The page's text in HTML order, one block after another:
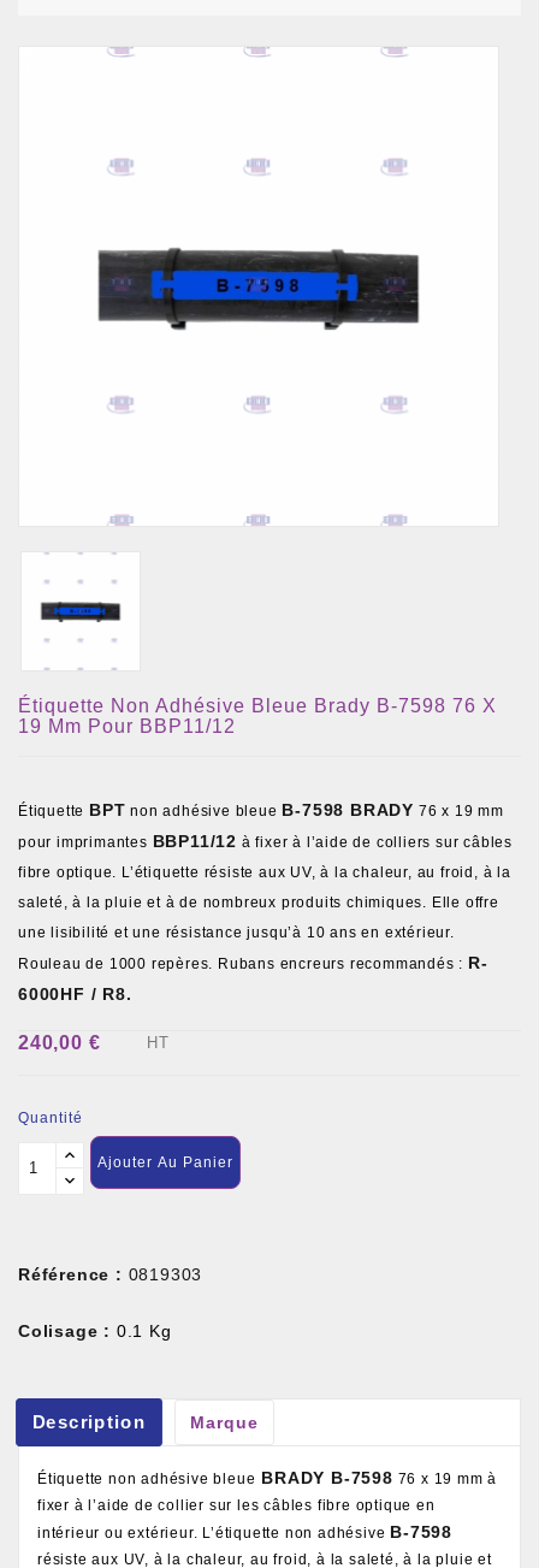
Étiquette Non Adhésive Bleue Brady B-7598 76 X
19 Mm Pour BBP11/12
Étiquette BPT non adhésive bleue B-7598 BRADY 76 x 19 mm
pour imprimantes BBP11/12 à fixer à l’aide de colliers sur câbles
fibre optique. L’étiquette résiste aux UV, à la chaleur, au froid, à la
saleté, à la pluie et à de nombreux produits chimiques. Elle offre
une lisibilité et une résistance jusqu’à 10 ans en extérieur.
Rouleau de 1000 repères. Rubans encreurs recommandés : R-
6000HF / R8.
240,00 € HT
Quantité
Ajouter Au Panier
Référence : 0819303
Colisage : 0.1 Kg
Description Marque
Étiquette non adhésive bleue BRADY B-7598 76 x 19 mm à
fixer à l’aide de collier sur les câbles fibre optique en
intérieur ou extérieur. L’étiquette non adhésive B-7598
résiste aux UV, à la chaleur, au froid, à la saleté, à la pluie et